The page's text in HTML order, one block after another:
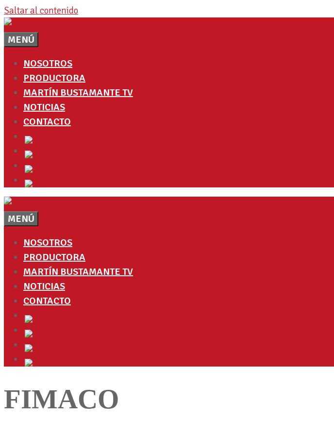
Saltar al contenido
MENÚ
NOSOTROS
PRODUCTORA
MARTÍN BUSTAMANTE TV
NOTICIAS
CONTACTO
MENÚ
NOSOTROS
PRODUCTORA
MARTÍN BUSTAMANTE TV
NOTICIAS
CONTACTO
FIMACO